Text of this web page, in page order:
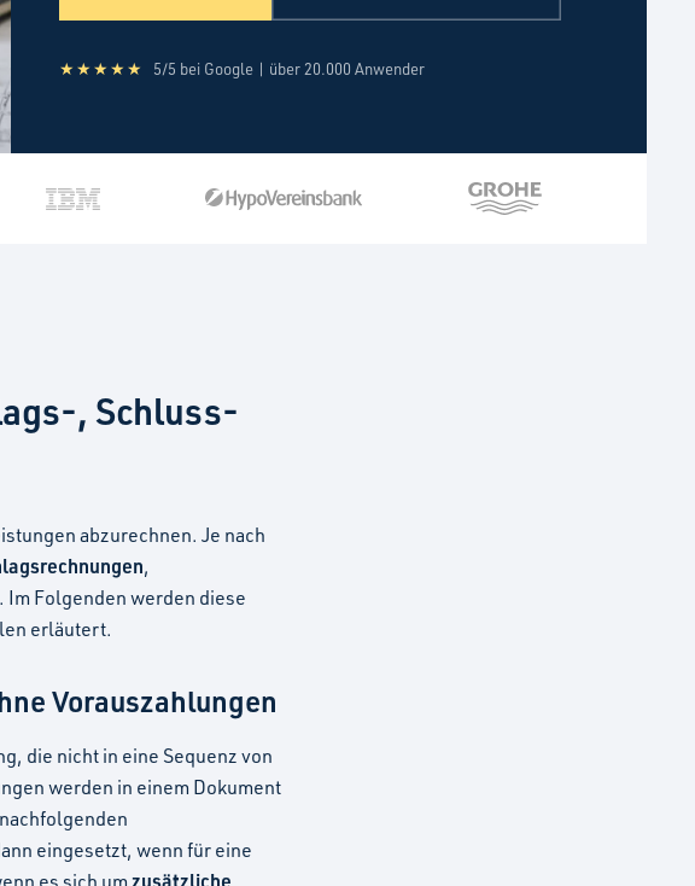
★★★★★ 5/5 bei Google | über 20.000 Anwender
, Schluss-
abzurechnen. Je nach
,
Im Folgenden werden diese
erläutert.
Vorauszahlungen
die nicht in eine Sequenz von
werden in einem Dokument
eingesetzt, wenn für eine
es sich um zusätzliche